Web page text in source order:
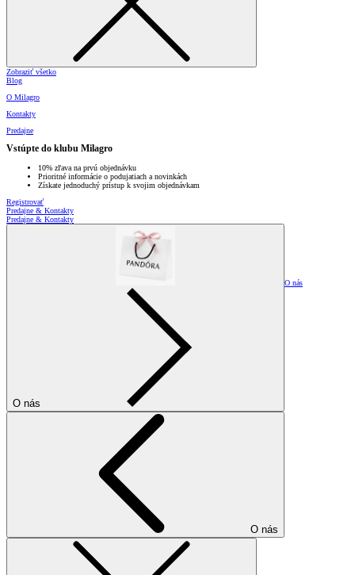
Zobraziť všetko
Blog
O Milagro
Kontakty
Predajne
Vstúpte do klubu Milagro
10% zľava na prvú objednávku
Prioritné informácie o podujatiach a novinkách
Získate jednoduchý prístup k svojim objednávkam
Registrovať
Predajne & Kontakty
Predajne & Kontakty
O nás
O nás
O nás